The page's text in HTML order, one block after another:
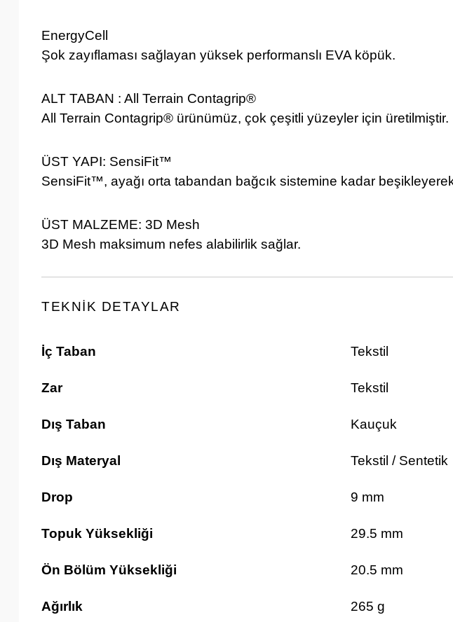
EnergyCell
Şok zayıflaması sağlayan yüksek performanslı EVA köpük.
ALT TABAN : All Terrain Contagrip®
All Terrain Contagrip® ürünümüz, çok çeşitli yüzeyler için
ÜST YAPI: SensiFit™
SensiFit™, ayağı orta tabandan bağcık sistemine kadar
ÜST MALZEME: 3D Mesh
3D Mesh maksimum nefes alabilirlik sağlar.
TEKNİK DETAYLAR
İç Taban Tekstil
Zar Tekstil
Dış Taban Kauçuk
Dış Materyal Tekstil / Sentetik
Drop 9 mm
Topuk Yüksekliği 29.5 mm
Ön Bölüm Yüksekliği 20.5 mm
Ağırlık 265 g